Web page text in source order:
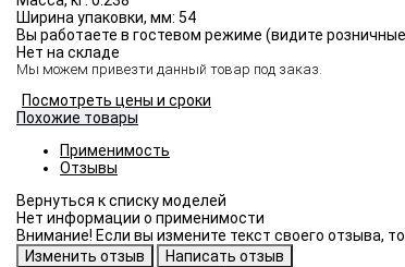
Ширина упаковки, мм: 54
Вы работаете в гостевом режиме (видите
Нет на складе
Мы можем привезти данный товар под заказ.
Посмотреть цены и сроки
Похожие товары
Применимость
Отзывы
Нет информации о применимости
Внимание! Если вы измените текст своего отзыва,